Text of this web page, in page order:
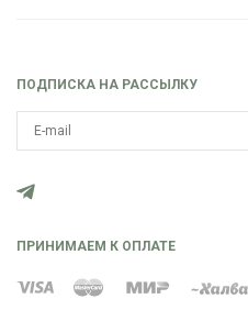
ПОДПИСКА НА РАССЫЛКУ
ПРИНИМАЕМ К ОПЛАТЕ